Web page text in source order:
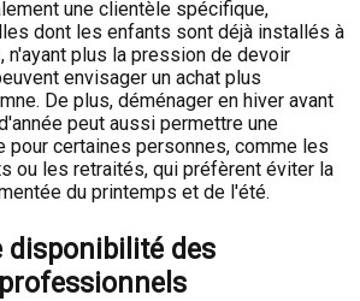
une clientèle spécifique,
dont les enfants sont déjà installés à
n'ayant plus la pression de devoir
envisager un achat plus
De plus, déménager en hiver avant
peut aussi permettre une
pour certaines personnes, comme les
ou les retraités, qui préfèrent éviter la
du printemps et de l'été.
disponibilité des